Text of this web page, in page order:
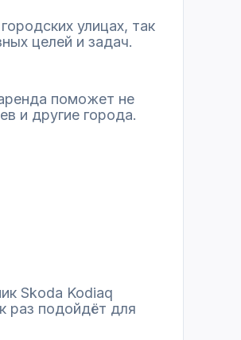
улицах, так
целей и задач.
поможет не
и другие города.
Skoda Kodiaq
раз подойдёт для